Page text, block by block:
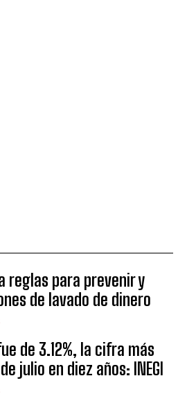
reglas para prevenir y
de lavado de dinero
de 3.12%, la cifra más
julio en diez años: INEGI